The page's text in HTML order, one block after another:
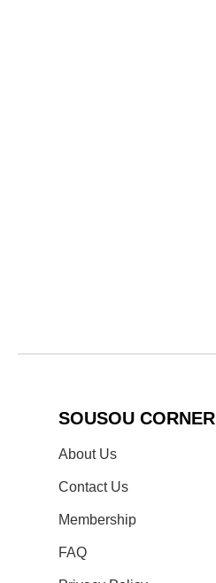
SOUSOU CORNER
About Us
Contact Us
Membership
FAQ